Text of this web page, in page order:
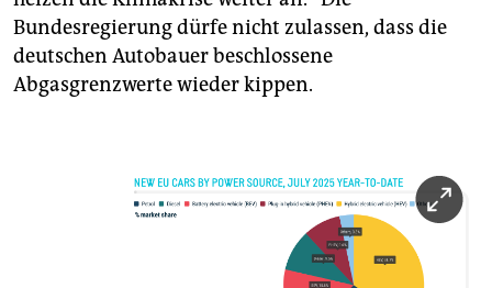
Bundesregierung dürfe nicht zulassen, dass die
deutschen Autobauer beschlossene
Abgasgrenzwerte wieder kippen.